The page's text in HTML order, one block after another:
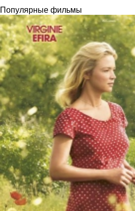
Популярные фильмы